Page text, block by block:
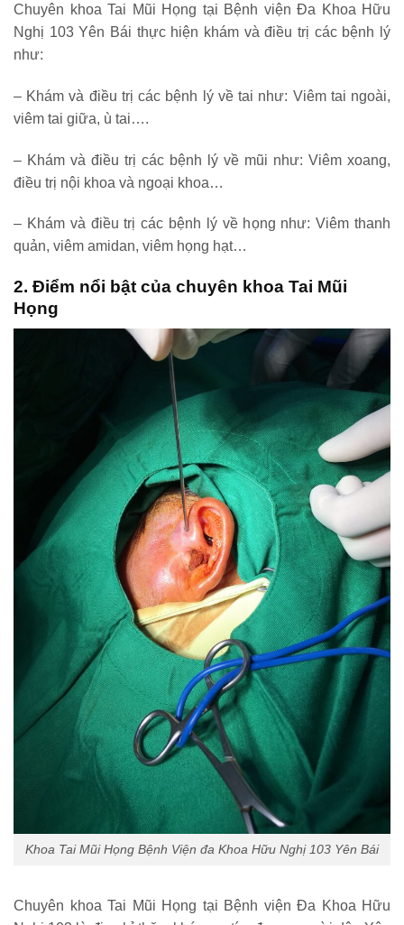
Chuyên khoa Tai Mũi Họng tại Bệnh viện Đa Khoa Hữu
Nghị 103 Yên Bái thực hiện khám và điều trị các bệnh lý
như:
– Khám và điều trị các bệnh lý về tai như: Viêm tai ngoài,
viêm tai giữa, ù tai….
– Khám và điều trị các bệnh lý về mũi như: Viêm xoang,
điều trị nội khoa và ngoại khoa…
– Khám và điều trị các bệnh lý về họng như: Viêm thanh
quản, viêm amidan, viêm họng hạt…
2. Điểm nổi bật của chuyên khoa Tai Mũi
Họng
Khoa Tai Mũi Họng Bệnh Viện đa Khoa Hữu Nghị 103 Yên Bái
Chuyên khoa Tai Mũi Họng tại Bệnh viện Đa Khoa Hữu